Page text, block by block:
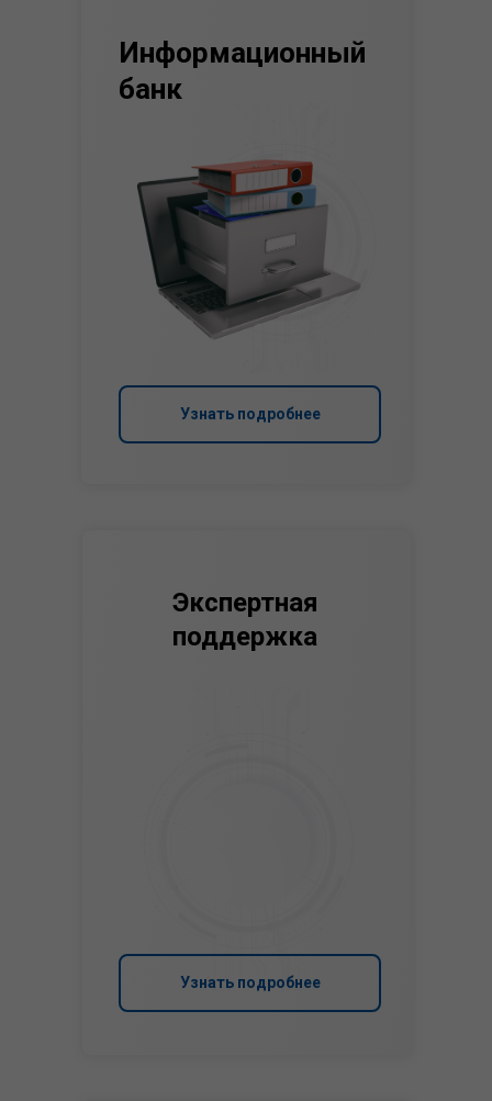
Узнать подробнее
Информационный
банк
Узнать подробнее
Экспертная
поддержка